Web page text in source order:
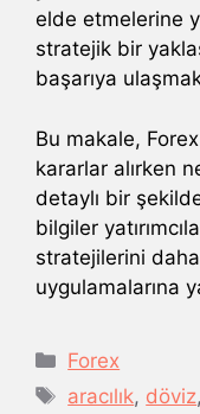
elde etmelerine
stratejik bir
başarıya
Bu makale, Forex
kararlar alırken
detaylı bir
bilgiler
stratejilerini
uygulamalarına
Kategoriler
Forex
Etiketler
aracılık, döviz